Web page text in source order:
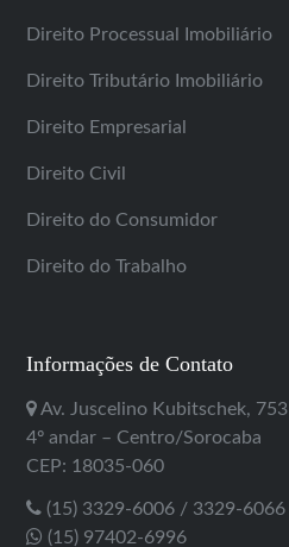
Direito Processual Imobiliário
Direito Tributário Imobiliário
Direito Empresarial
Direito Civil
Direito do Consumidor
Direito do Trabalho
Informações de Contato
Av. Juscelino Kubitschek, 753
4º andar – Centro/Sorocaba
CEP: 18035-060
(15) 3329-6006 / 3329-6066
(15) 97402-6996